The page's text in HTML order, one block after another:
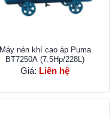
Máy nén khí cao áp Puma
BT7250A (7.5Hp/228L)
Giá: Liên hệ